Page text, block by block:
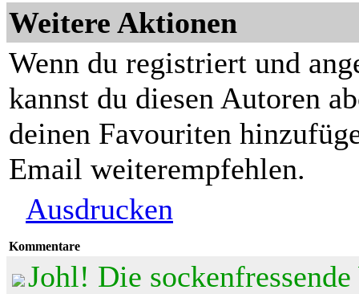
Weitere Aktionen
Wenn du registriert und
kannst du diesen Autoren
deinen Favouriten
Email weiterempfehlen.
Ausdrucken
Kommentare
Johl! Die